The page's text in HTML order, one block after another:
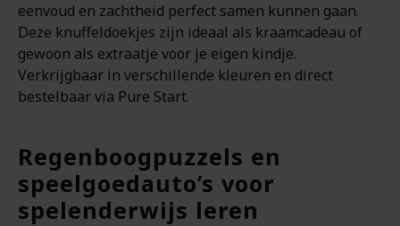
eenvoud en zachtheid perfect samen kunnen gaan.
Deze knuffeldoekjes zijn ideaal als kraamcadeau of
gewoon als extraatje voor je eigen kindje.
Verkrijgbaar in verschillende kleuren en direct
bestelbaar via Pure Start.
Regenboogpuzzels en
speelgoedauto’s voor
spelenderwijs leren